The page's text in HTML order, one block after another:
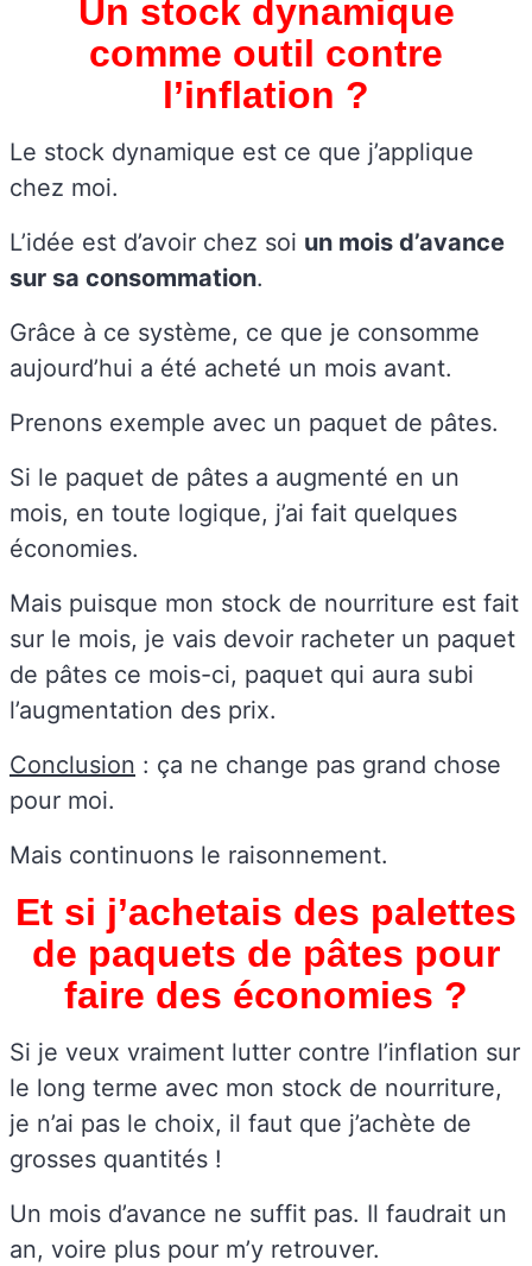
Un stock dynamique
comme outil contre
l’inflation ?
Le stock dynamique est ce que j’applique
chez moi.
L’idée est d’avoir chez soi un mois d’avance
sur sa consommation.
Grâce à ce système, ce que je consomme
aujourd’hui a été acheté un mois avant.
Prenons exemple avec un paquet de pâtes.
Si le paquet de pâtes a augmenté en un
mois, en toute logique, j’ai fait quelques
économies.
Mais puisque mon stock de nourriture est fait
sur le mois, je vais devoir racheter un paquet
de pâtes ce mois-ci, paquet qui aura subi
l’augmentation des prix.
Conclusion : ça ne change pas grand chose
pour moi.
Mais continuons le raisonnement.
Et si j’achetais des palettes
de paquets de pâtes pour
faire des économies ?
Si je veux vraiment lutter contre l’inflation sur
le long terme avec mon stock de nourriture,
je n’ai pas le choix, il faut que j’achète de
grosses quantités !
Un mois d’avance ne suffit pas. Il faudrait un
an, voire plus pour m’y retrouver.